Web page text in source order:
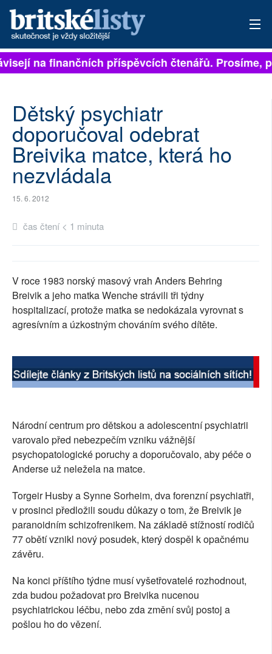
PŘIHLÁSIT
ARCHIV
ROZHOVORY
TÉMATA
NEJČTENĚJŠÍ ZA 7 DNÍ
AUTOŘI
SOCIÁLNÍ SÍTĚ
RUBRIKY
na finančních příspěvcích čtenářů. Prosíme,
Dětský psychiatr
doporučoval odebrat
Breivika matce, která ho
nezvládala
15. 6. 2012
čas čtení < 1 minuta
V roce 1983 norský masový vrah Anders Behring
Breivik a jeho matka Wenche strávili tři týdny
hospitalizací, protože matka se nedokázala vyrovnat s
agresívním a úzkostným chováním svého dítěte.
Národní centrum pro dětskou a adolescentní psychiatrii
varovalo před nebezpečím vzniku vážnější
psychopatologické poruchy a doporučovalo, aby péče o
Anderse už neležela na matce.
Torgeir Husby a Synne Sorheim, dva forenzní psychiatři,
v prosinci předložili soudu důkazy o tom, že Breivik je
paranoidním schizofrenikem. Na základě stížností rodičů
77 obětí vznikl nový posudek, který dospěl k opačnému
závěru.
Na konci příštího týdne musí vyšetřovatelé rozhodnout,
zda budou požadovat pro Breivika nucenou
psychiatrickou léčbu, nebo zda změní svůj postoj a
pošlou ho do vězení.